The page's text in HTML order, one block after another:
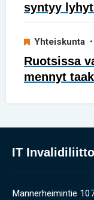
syntyy
Yhteiskunta
Ruotsissa
mennyt
IT
Mannerheimintie